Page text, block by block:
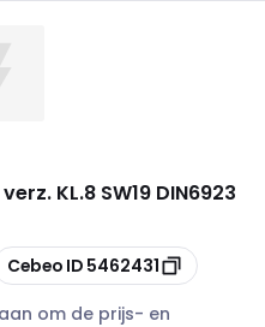
KL.8 SW19 DIN6923
Cebeo ID 5462431
om de prijs- en